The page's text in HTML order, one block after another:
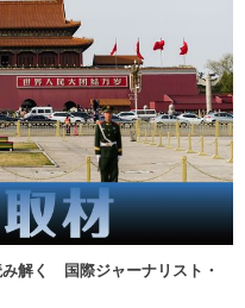
み解く 国際ジャーナリスト・